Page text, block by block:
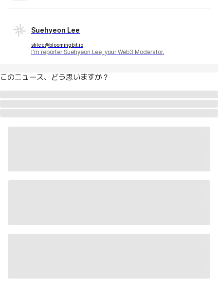
Suehyeon Lee
shlee@bloomingbit.io
I'm reporter Suehyeon Lee, your Web3 Moderator.
このニュース、どう思いますか？